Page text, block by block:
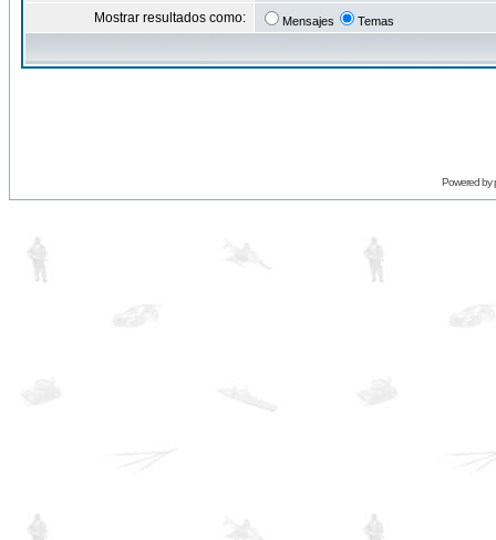
Mostrar resultados como: Mensajes Temas
Powered by